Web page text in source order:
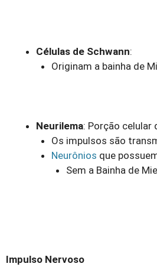
Células de Schwann:
Originam a bainha de
Neurilema: Porção celular
Os impulsos são
Neurônios que
Sem a Bainha de
Impulso Nervoso